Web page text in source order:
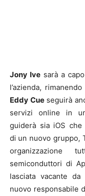
Jony Ive sarà a
l’azienda,
Eddy Cue seguirà
servizi online in
guiderà sia iOS che
di un nuovo gruppo,
organizzazione
semiconduttori di
lasciata vacante
nuovo responsabile